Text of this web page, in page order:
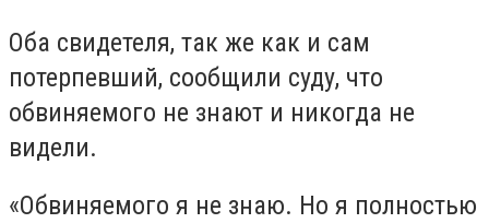
Оба свидетеля, так же как и сам
потерпевший, сообщили суду, что
обвиняемого не знают и никогда не
видели.
«Обвиняемого я не знаю. Но я полностью